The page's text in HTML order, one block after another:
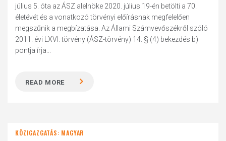
július 5. óta az ÁSZ alelnöke 2020. július 19-én betölti a 70.
életévét és a vonatkozó törvényi előírásnak megfelelően
megszűnik a megbízatása. Az Állami Számvevőszékről szóló
2011. évi LXVI. törvény (ÁSZ-törvény) 14. § (4) bekezdés b)
pontja írja...
READ MORE
KÖZIGAZGATÁS: MAGYAR